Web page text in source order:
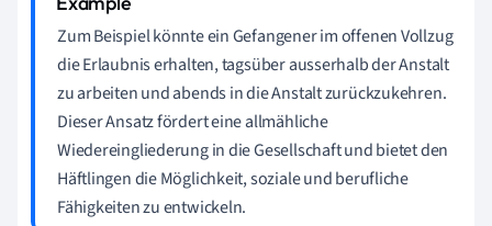
Zum Beispiel könnte ein Gefangener im offenen Vollzug
die Erlaubnis erhalten, tagsüber ausserhalb der Anstalt
zu arbeiten und abends in die Anstalt zurückzukehren.
Dieser Ansatz fördert eine allmähliche
Wiedereingliederung in die Gesellschaft und bietet den
Häftlingen die Möglichkeit, soziale und berufliche
Fähigkeiten zu entwickeln.